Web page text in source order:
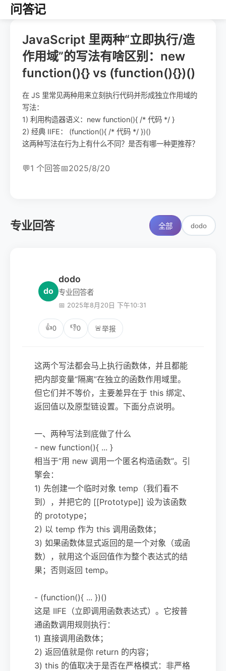
问答记
JavaScript 里两种“立即执行/造
作用域”的写法有啥区别：new
function(){} vs (function(){})()
在 JS 里常见两种用来立刻执行代码并形成独立作用域的
写法：
1) 利用构造器语义：new function(){ /* 代码 */ }
2) 经典 IIFE： (function(){ /* 代码 */ })()
这两种写法在行为上有什么不同？是否有哪一种更推荐？
💬1 个回答📅2025/8/20
专业回答 全部 dodo
do
dodo
专业回答者
📅 2025年8月20日 下午10:31
👍0 👎0 🚨举报
这两个写法都会马上执行函数体，并且都能
把内部变量“隔离”在独立的函数作用域里。
但它们并不等价，主要差异在于 this 绑定、
返回值以及原型链设置。下面分点说明。
一、两种写法到底做了什么
- new function(){ ... }
相当于“用 new 调用一个匿名构造函数”。引
擎会：
1) 先创建一个临时对象 temp（我们看不
到），并把它的 [[Prototype]] 设为该函数
的 prototype；
2) 以 temp 作为 this 调用函数体；
3) 如果函数体显式返回的是一个对象（或函
数），就用这个返回值作为整个表达式的结
果；否则返回 temp。
- (function(){ ... })()
这是 IIFE（立即调用函数表达式）。它按普
通函数调用规则执行：
1) 直接调用函数体；
2) 返回值就是你 return 的内容；
3) this 的值取决于是否在严格模式：非严格